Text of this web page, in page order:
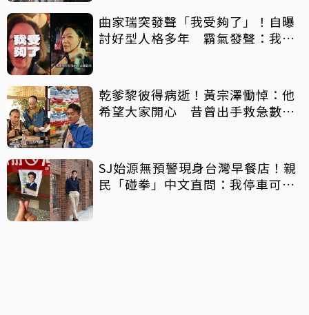
曲家瑞突發聲「我受夠了」！自曝
討好型人格多年 霸氣發聲：我也
乾爹黎彼得病逝！黃宗澤慟悼：他
希望大家開心 昔曾出手救急數十
SJ始源無預警現身台灣早餐店！親
民「碰拳」中文直問：我停車可以